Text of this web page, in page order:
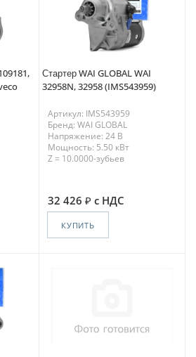
Стартер WAI GLOBAL WAI
32958N, 32958 (IMS543959)
Артикул: IMS543959
Бренд: WAI GLOBAL
Напряжение: 24 В
Мощность: 5.50 кВт
Z = 10.0000-зубьев
32 426 с НДС
КУПИТЬ